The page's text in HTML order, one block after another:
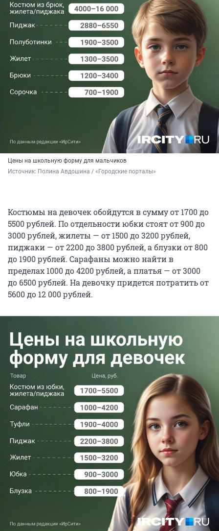
Цены на школьную форму для мальчиков
Источник: Полина Авдошина / «Городские порталы»
Костюмы на девочек обойдутся в сумму от 1700 до
5500 рублей. По отдельности юбки стоят от 900 до
3000 рублей, жилеты — от 1500 до 3200 рублей,
пиджаки — от 2200 до 3800 рублей, а блузки от 800
до 1900 рублей. Сарафаны можно найти в
пределах 1000 до 4200 рублей, а платья — от 3000
до 6500 рублей. На девочку придется потратить от
5600 до 12 000 рублей.